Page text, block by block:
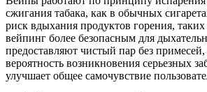
сжигания табака, как в обычных
риск вдыхания продуктов горения, таких
вейпинг более безопасным для
предоставляют чистый пар без
вероятность возникновения серьезных
улучшает общее самочувствие